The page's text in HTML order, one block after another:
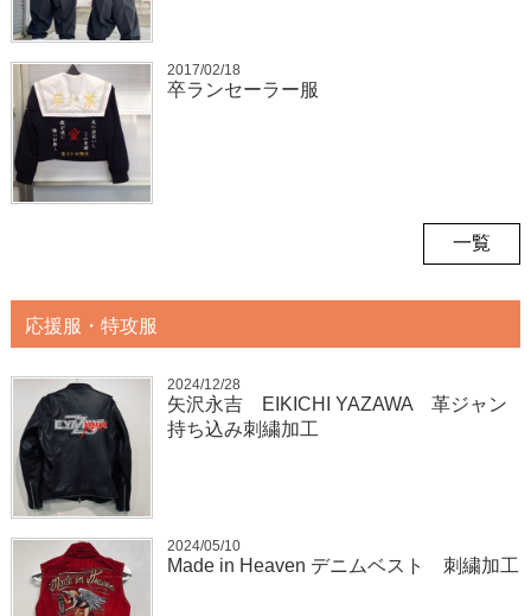
2017/02/18
卒ランセーラー服
一覧
応援服・特攻服
2024/12/28
矢沢永吉 EIKICHI YAZAWA 革ジャン
持ち込み刺繍加工
2024/05/10
Made in Heaven デニムベスト 刺繍加工